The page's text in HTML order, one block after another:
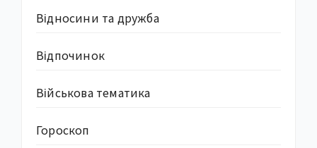
Відносини та дружба
Відпочинок
Військова тематика
Гороскоп